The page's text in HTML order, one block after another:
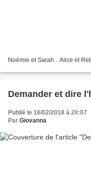
Noémie et Sarah... Alice et
Demander et dire
Publié le 16/02/2018 à 20:07
Par Giovanna